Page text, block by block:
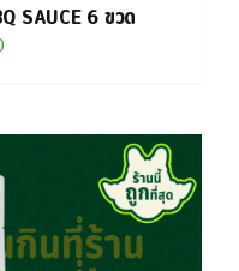
SAUCE 6 ขวด